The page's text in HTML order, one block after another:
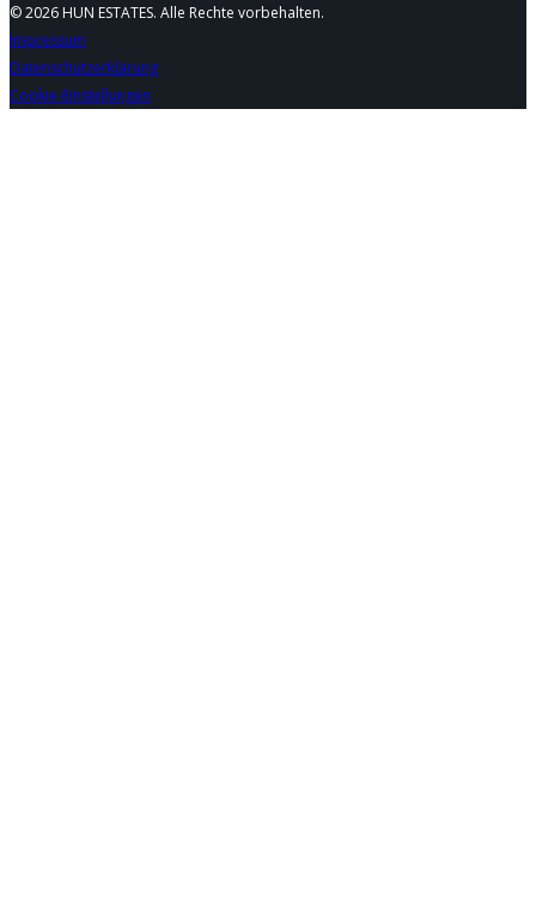
© 2026 HUN ESTATES. Alle Rechte vorbehalten.
Impressum
Datenschutzerklärung
Cookie-Einstellungen